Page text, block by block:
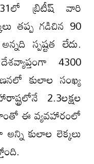
బ్రిటీష్ వారి
తప్ప గడిచిన 90
స్పష్టత లేదు.
4300
కులాల సంఖ్య
2.3లక్షల
దాంతో ఈ వ్యవహారంలో
కులాల లెక్కలు